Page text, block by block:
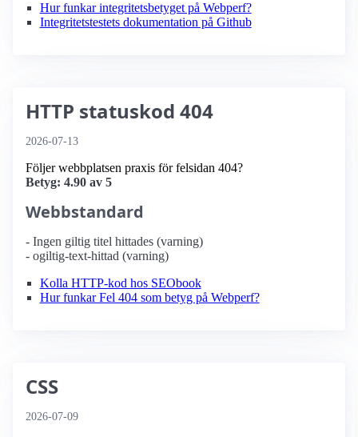
Hur funkar integritetsbetyget på Webperf?
Integritetstestets dokumentation på Github
HTTP statuskod 404
2026-07-13
Följer webbplatsen praxis för felsidan 404?
Betyg: 4.90 av 5
Webbstandard
- Ingen giltig titel hittades (varning)
- ogiltig-text-hittad (varning)
Kolla HTTP-kod hos SEObook
Hur funkar Fel 404 som betyg på Webperf?
CSS
2026-07-09